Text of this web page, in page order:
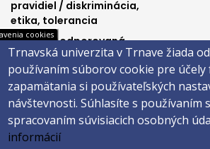
pravidiel / diskriminácia,
etika, tolerancia
Výučba podporovaná
Ministerstvom
spravodlivosti SR
Päta
cookies
Trnavská univerzita v Trnave žiada
používaním súborov cookie pre
zapamätania si používateľských
návštevnosti. Súhlasíte s používaním
spracovaním súvisiacich osobných
informácií